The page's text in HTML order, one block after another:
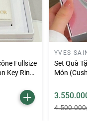
Fullsize
Key Ring
YVES
Set Quà
Món